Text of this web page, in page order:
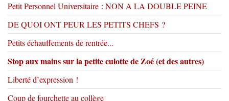
Petit Personnel Universitaire : NON A LA DOUBLE PEINE
DE QUOI ONT PEUR LES PETITS CHEFS ?
Petits échauffements de rentrée...
Stop aux mains sur la petite culotte de Zoé (et des autres)
Liberté d’expression !
Coup de fourchette au collège